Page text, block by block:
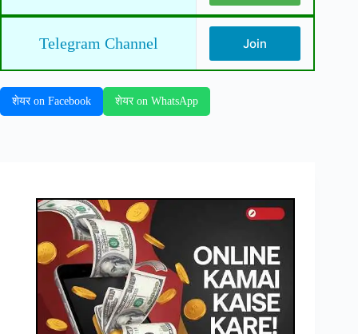
Telegram Channel Join
शेयर on Facebook शेयर on WhatsApp